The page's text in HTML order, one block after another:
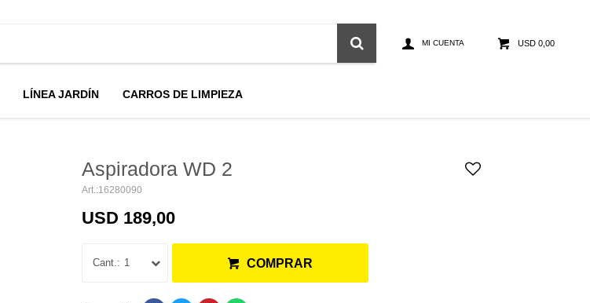
LÍNEA JARDÍN CARROS DE LIMPIEZA
USD 0,00
Aspiradora WD 2
16280090
USD 189,00
1 COMPRAR